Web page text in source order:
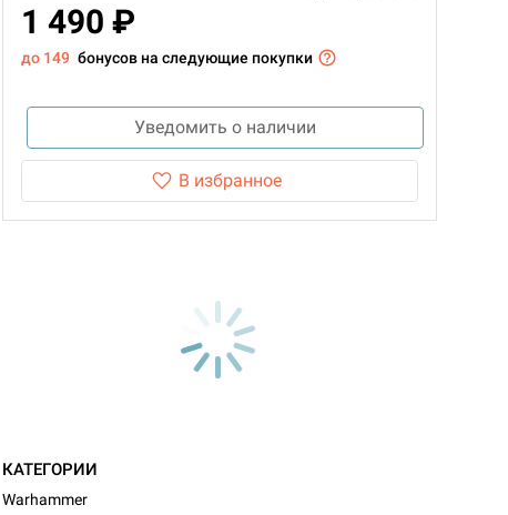
1 490 ₽
до 149 бонусов на следующие покупки
Уведомить о наличии
В избранное
КАТЕГОРИИ
Warhammer